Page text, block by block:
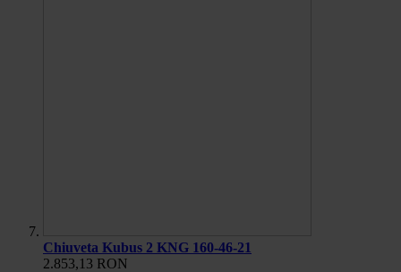
Chiuveta Kubus 2 KNG 160-46-21
2.853,13 RON